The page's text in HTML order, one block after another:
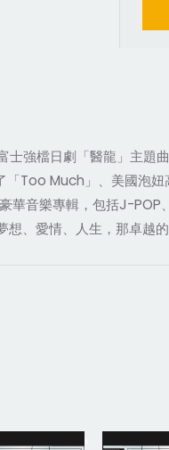
士強檔日劇「醫龍」主題
「Too Much 」、美國泡妞
華音樂專輯，包括J-POP
、愛情、人生，那卓越